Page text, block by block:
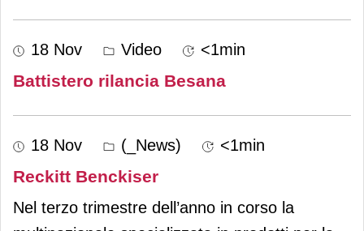
18 Nov Video <1min
Battistero rilancia Besana
18 Nov (_News) <1min
Reckitt Benckiser
Nel terzo trimestre dell’anno in corso la